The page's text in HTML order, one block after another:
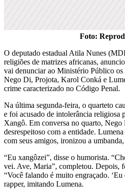
Foto:
O deputado estadual Atila Nunes
religiões de matrizes africanas,
vai denunciar ao Ministério Público
Nego Di, Projota, Karol Conká e
crime caracterizado no Código Penal.
Na última segunda-feira, o quarteto
e foi acusado de intolerância religiosa
Xangô. Em conversa no quarto,
desrespeitoso com a entidade.
com seus amigos, ironizou a
“Eu xangôzei”, disse o humorista.
vei. Ave, Maria”, completou. Depois,
“Você falando é muito engraçado.
rapper, imitando Lumena.